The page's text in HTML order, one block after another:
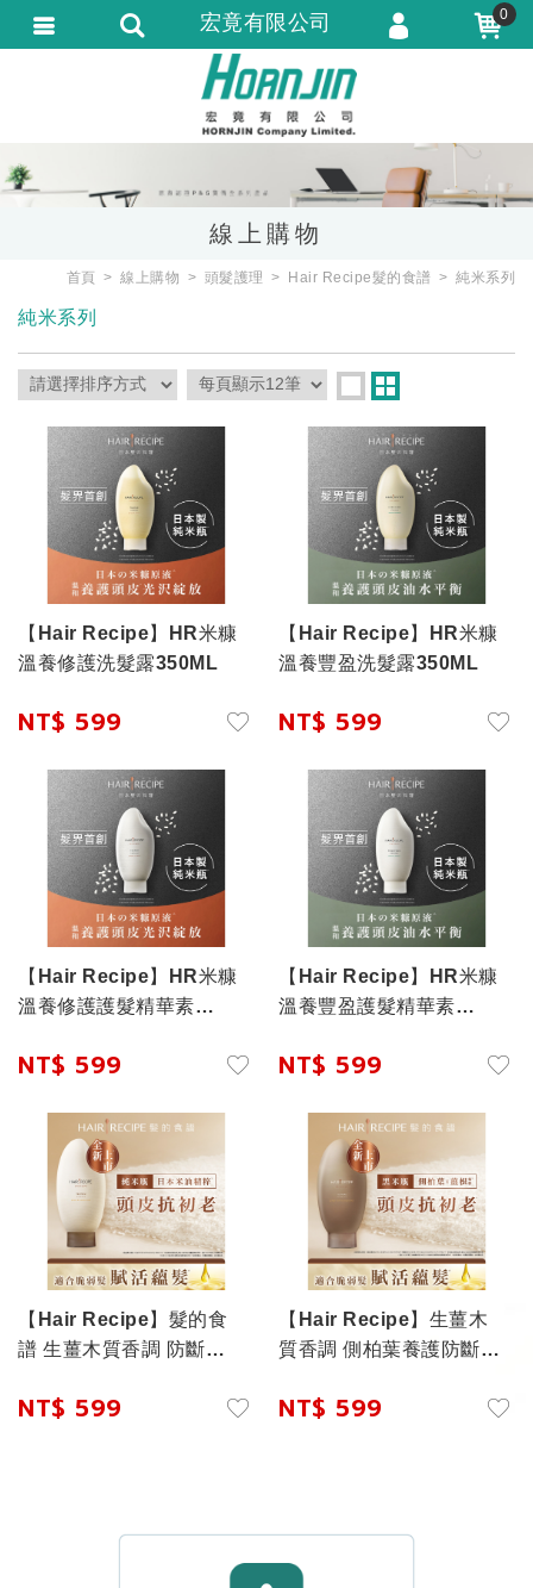
線上購物
首頁 線上購物 頭髮護理 Hair Recipe髮的食譜 純米系列
純米系列
【Hair Recipe】HR米糠
溫養修護洗髮露350ML
NT$ 599
【Hair Recipe】HR米糠
溫養豐盈洗髮露350ML
NT$ 599
【Hair Recipe】HR米糠
溫養修護護髮精華素
NT$ 599
【Hair Recipe】HR米糠
溫養豐盈護髮精華素
NT$ 599
【Hair Recipe】髮的食
譜 生薑木質香調 防斷護
NT$ 599
【Hair Recipe】生薑木
質香調 側柏葉養護防斷洗
NT$ 599
宏竟有限公司 0
會員登入
會員註冊
訂單查詢
匯款通知